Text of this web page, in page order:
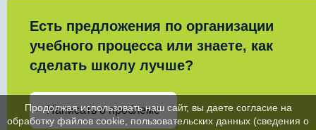
Есть предложения по организации
учебного процесса или знаете, как
сделать школу лучше?
Написать о проблеме
Продолжая использовать наш сайт, вы даете согласие на
обработку файлов cookie, пользовательских данных (сведения о